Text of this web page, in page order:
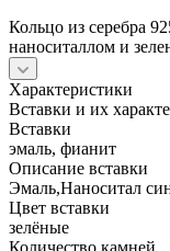
Кольцо из серебра
наноситаллом и
Характеристики
Вставки и их
Вставки
эмаль, фианит
Описание вставки
Эмаль,Наноситал
Цвет вставки
зелёные
Количество камней